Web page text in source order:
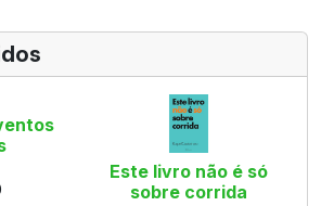
Este livro não é só
sobre corrida